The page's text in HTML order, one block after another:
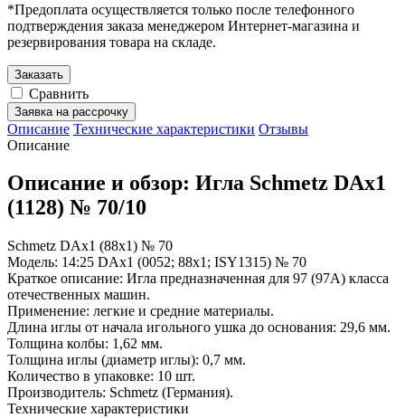
*Предоплата осуществляется только после телефонного
подтверждения заказа менеджером Интернет-магазина и
резервирования товара на складе.
Заказать
Сравнить
Заявка на рассрочку
Описание Технические характеристики Отзывы
Описание
Описание и обзор: Игла Schmetz DAx1
(1128) № 70/10
Schmetz DAx1 (88х1) № 70
Модель: 14:25 DAx1 (0052; 88x1; ISY1315) № 70
Краткое описание: Игла предназначенная для 97 (97А) класса
отечественных машин.
Применение: легкие и средние материалы.
Длина иглы от начала игольного ушка до основания: 29,6 мм.
Толщина колбы: 1,62 мм.
Толщина иглы (диаметр иглы): 0,7 мм.
Количество в упаковке: 10 шт.
Производитель: Schmetz (Германия).
Технические характеристики